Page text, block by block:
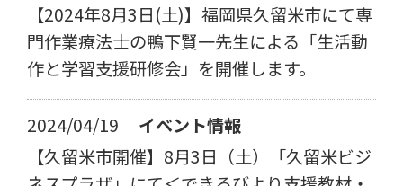
【2024年8月3日(土)】福岡県久留米市にて専
門作業療法士の鴨下賢一先生による「生活動
作と学習支援研修会」を開催します。
2024/04/19
イベント情報
【久留米市開催】8月3日（土）「久留米ビジ